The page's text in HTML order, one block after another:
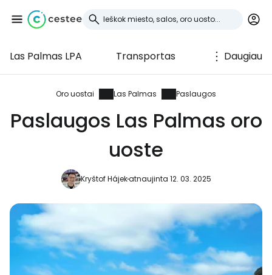
Las Palmas LPA Transportas Daugiau
Oro uostai Las Palmas Paslaugos
Paslaugos Las Palmas oro
uoste
Kryštof Hájekatnaujinta 12. 03. 2025
Prisijunkite prie
Cestee
... pasaulinė kelionių bendruomenė
Tęsti su Facebook
Tęsti el. paštu